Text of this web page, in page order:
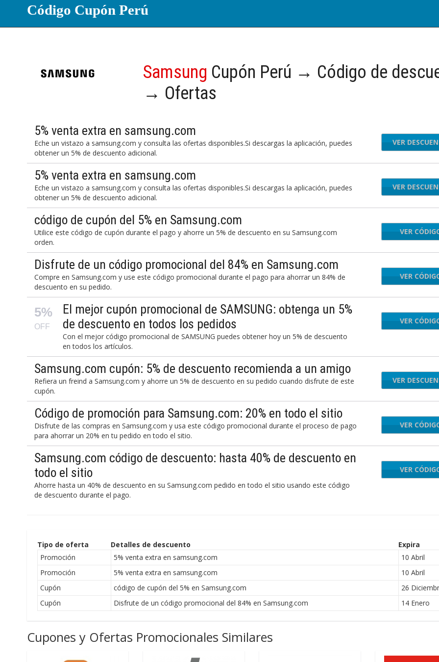
Código Cupón Perú
Samsung Cupón Perú → Código de
→ Ofertas
5% venta extra en samsung.com
Eche un vistazo a samsung.com y consulta las ofertas disponibles.Si descargas la aplicación, puedes
obtener un 5% de descuento adicional.
VER
5% venta extra en samsung.com
Eche un vistazo a samsung.com y consulta las ofertas disponibles.Si descargas la aplicación, puedes
obtener un 5% de descuento adicional.
VER
código de cupón del 5% en Samsung.com
Utilice este código de cupón durante el pago y ahorre un 5% de descuento en su Samsung.com
orden.
-
VER
Disfrute de un código promocional del 84% en Samsung.com
Compre en Samsung.com y use este código promocional durante el pago para ahorrar un 84% de
descuento en su pedido.
VER
5%
OFF
El mejor cupón promocional de SAMSUNG: obtenga un 5%
de descuento en todos los pedidos
Con el mejor código promocional de SAMSUNG puedes obtener hoy un 5% de descuento
en todos los artículos.
TF-
VER
Samsung.com cupón: 5% de descuento recomienda a un amigo
Refiera un freind a Samsung.com y ahorre un 5% de descuento en su pedido cuando disfrute de este
cupón.
VER
Código de promoción para Samsung.com: 20% en todo el sitio
Disfrute de las compras en Samsung.com y usa este código promocional durante el proceso de pago
para ahorrar un 20% en tu pedido en todo el sitio.
-
VER
Samsung.com código de descuento: hasta 40% de descuento en
todo el sitio
Ahorre hasta un 40% de descuento en su Samsung.com pedido en todo el sitio usando este código
de descuento durante el pago.
-
VER
Tipo de oferta Detalles de descuento
Expira
Promoción
5% venta extra en samsung.com
10 Abril
Promoción
5% venta extra en samsung.com
10 Abril
Cupón
código de cupón del 5% en Samsung.com
26
Cupón
Disfrute de un código promocional del 84% en Samsung.com 14 Enero
Cupones y Ofertas Promocionales Similares